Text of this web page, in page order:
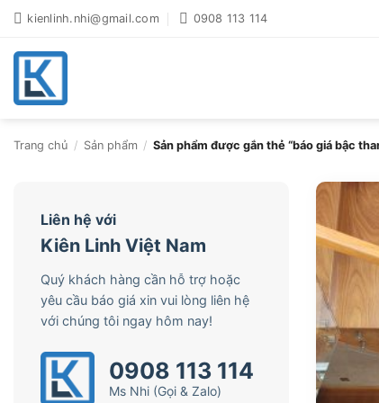
Bỏ
nội
dung
kienlinh.nhi@gmail.com 0908 113 114
Trang chủ / Sản phẩm / Sản phẩm được gắn thẻ “báo giá bậc
Liên hệ với
Kiên Linh Việt Nam
Quý khách hàng cần hỗ trợ hoặc
yêu cầu báo giá xin vui lòng liên hệ
với chúng tôi ngay hôm nay!
0908 113 114
Ms Nhi (Gọi & Zalo)